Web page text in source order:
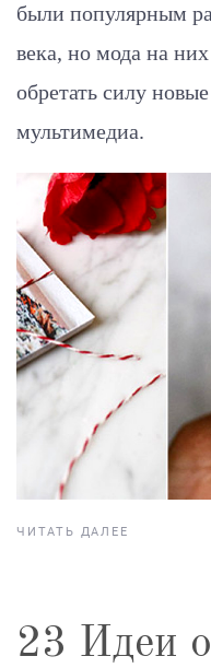
были популярным
века, но мода на
обретать силу
мультимедиа.
ЧИТАТЬ ДАЛЕЕ
23 Идеи